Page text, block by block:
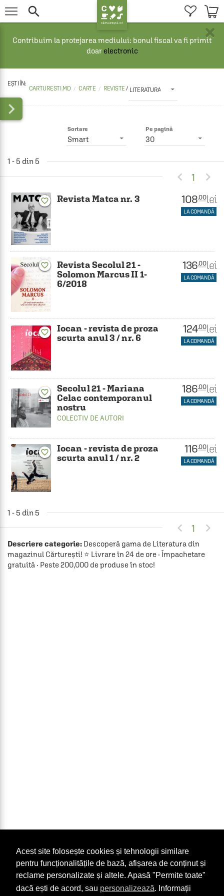
Acest site folosește cookies și tehnologii similare
pentru funcționalitățile de bază, afișarea de conținut și
reclame personalizate și altele. Apasă "Permite toate"
dacă ești de acord, sau personalizează. Informații
 
×
Contribuim la protejarea mediului: bonul fiscal va fi primit
doar electronic
CARTURESTI.MD CARTE REVISTE / LITERATURA

Pe pagină
30
Sortare
Smart
1 - 5 din 5
 1 
favorite_border Revista Matca nr. 3 108.00 lei
LA COMANDĂ
favorite_border
Revista Secolul 21 -
Solomon Marcus II 1-
6/2018
136.00 lei
LA COMANDĂ
favorite_border
Iocan - revista de proza
scurta anul 3 / nr. 6
124.00 lei
LA COMANDĂ
favorite_border
Secolul 21 - Mariana
Celac contemporanul
nostru
COLECTIV DE AUTORI
186.00 lei
LA COMANDĂ
favorite_border
Iocan - revista de proza
scurta anul 1 / nr. 2
116.00 lei
LA COMANDĂ
1 - 5 din 5
 1 
Descriere categorie: Descoperă gama de Literatura din
magazinul Cărturești! ⭐ Livrare în 24 de ore · Împachetare
gratuită · Peste 200,000 de produse în stoc!